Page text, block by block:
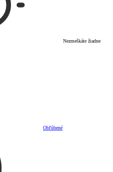
Nezmeškáte žiadne
Obľúbené